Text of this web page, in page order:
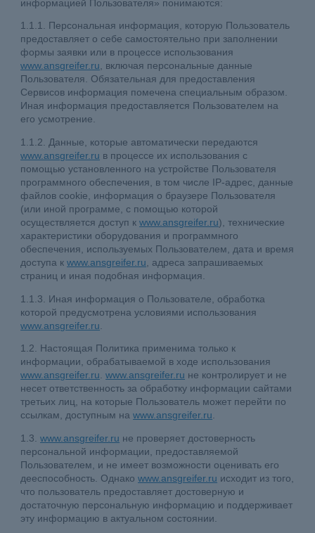
1.1.1. Персональная информация, которую Пользователь
предоставляет о себе самостоятельно при заполнении
формы заявки или в процессе использования
www.ansgreifer.ru, включая персональные данные
Пользователя. Обязательная для предоставления
Сервисов информация помечена специальным образом.
Иная информация предоставляется Пользователем на
его усмотрение.
1.1.2. Данные, которые автоматически передаются
www.ansgreifer.ru в процессе их использования с
помощью установленного на устройстве Пользователя
программного обеспечения, в том числе IP-адрес, данные
файлов cookie, информация о браузере Пользователя
(или иной программе, с помощью которой
осуществляется доступ кwww.ansgreifer.ru), технические
характеристики оборудования и программного
обеспечения, используемых Пользователем, дата и время
доступа кwww.ansgreifer.ru, адреса запрашиваемых
страниц и иная подобная информация.
1.1.3. Иная информация о Пользователе, обработка
которой предусмотрена условиями использования
www.ansgreifer.ru
1.2. Настоящая Политика применима только к
информации, обрабатываемой в ходе использования
www.ansgreifer.ru.www.ansgreifer.ru не контролирует и не
несет ответственность за обработку информации сайтами
третьих лиц, на которые Пользователь может перейти по
ссылкам, доступным наwww.ansgreifer.ru.
1.3.www.ansgreifer.ru не проверяет достоверность
персональной информации, предоставляемой
Пользователем, и не имеет возможности оценивать его
дееспособность. Однакоwww.ansgreifer.ru исходит из того,
что пользователь предоставляет достоверную и
достаточную персональную информацию и поддерживает
эту информацию в актуальном состоянии.